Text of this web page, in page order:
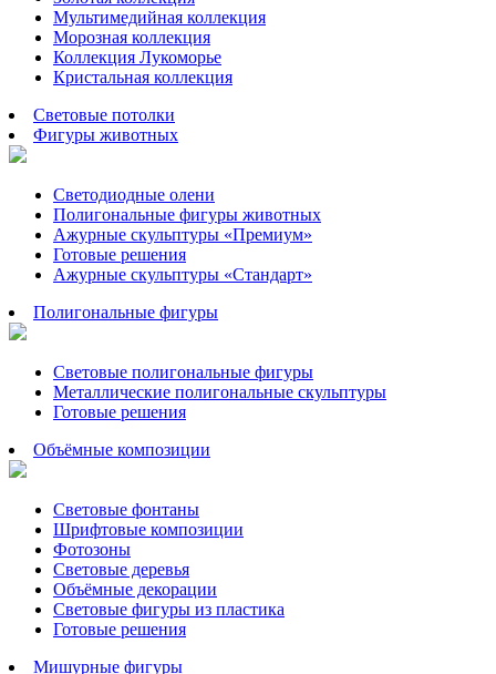
Мультимедийная коллекция
Морозная коллекция
Коллекция Лукоморье
Кристальная коллекция
Световые потолки
Фигуры животных
Светодиодные олени
Полигональные фигуры животных
Ажурные скульптуры «Премиум»
Готовые решения
Ажурные скульптуры «Стандарт»
Полигональные фигуры
Световые полигональные фигуры
Металлические полигональные скульптуры
Готовые решения
Объёмные композиции
Световые фонтаны
Шрифтовые композиции
Фотозоны
Световые деревья
Объёмные декорации
Световые фигуры из пластика
Готовые решения
Мишурные фигуры